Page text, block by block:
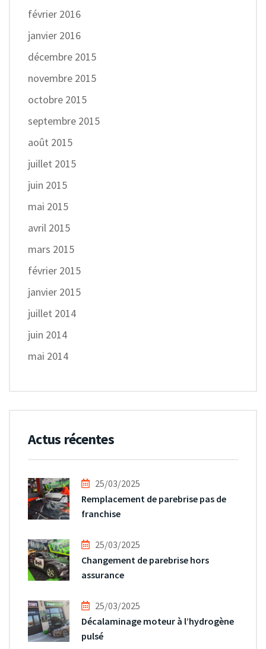
février 2016
janvier 2016
décembre 2015
novembre 2015
octobre 2015
septembre 2015
août 2015
juillet 2015
juin 2015
mai 2015
avril 2015
mars 2015
février 2015
janvier 2015
juillet 2014
juin 2014
mai 2014
Actus récentes
25/03/2025
Remplacement de parebrise pas de
franchise
25/03/2025
Changement de parebrise hors
assurance
25/03/2025
Décalaminage moteur à l’hydrogène
pulsé